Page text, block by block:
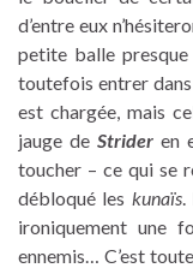
d’entre eux
petite balle
toutefois entrer
est chargée, mais
jauge de Strider en
toucher – ce qui se
débloqué les kunaïs.
ironiquement une
ennemis… C’est